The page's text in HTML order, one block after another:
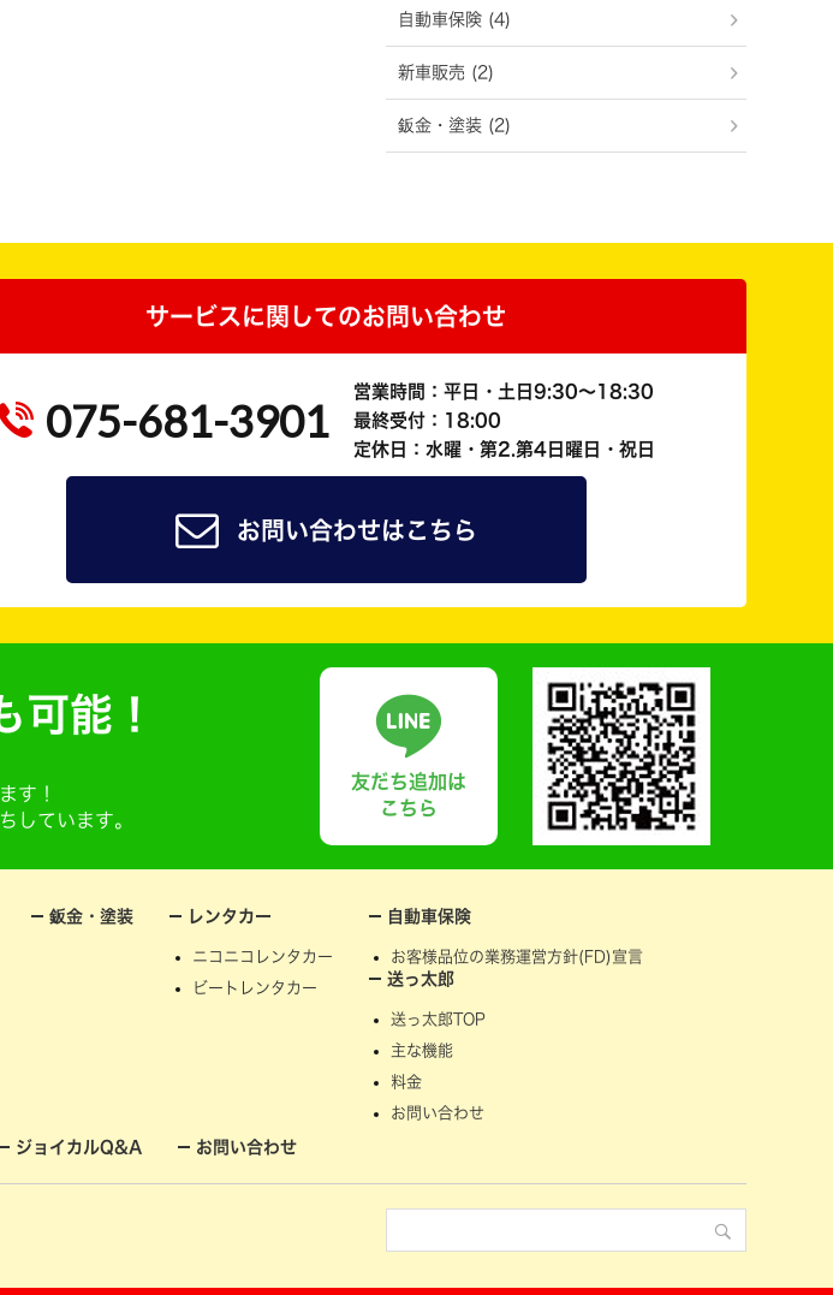
自動車保険 (4)
新車販売 (2)
鈑金・塗装 (2)
サービスに関してのお問い合わせ
075-681-3901
営業時間：平日・土日9:30～18:30
最終受付：18:00
定休日：水曜・第2.第4日曜日・祝日
お問い合わせはこちら
可能！
す！
しています。
友だち追加は
こちら
鈑金・塗装 レンタカー
ニコニコレンタカー
ビートレンタカー
自動車保険
お客様品位の業務運営方針(FD)宣言
送っ太郎
送っ太郎TOP
主な機能
料金
お問い合わせ
ジョイカルQ&A お問い合わせ